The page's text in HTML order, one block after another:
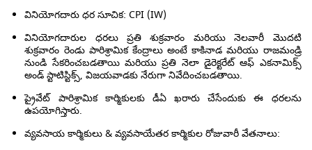
వినియోగదారు ధర సూచిక: CPI (IW)
వినియోగదారుల ధరలు ప్రతి శుక్రవారం మరియు నెలవారీ మొదటి
శుక్రవారం రెండు పారిశ్రామిక కేంద్రాలు అంటే కాకినాడ మరియు రాజమండ్రి
నుండి సేకరించబడతాయి మరియు ప్రతి నెలా డైరెక్టరేట్ ఆఫ్ ఎకనామిక్స్
అండ్ స్టాటిస్టిక్స్, విజయవాడకు నేరుగా నివేదించబడతాయి.
ప్రైవేట్ పారిశ్రామిక కార్మికులకు డీఏ ఖరారు చేసేందుకు ఈ ధరలను
ఉపయోగిస్తారు.
వ్యవసాయ కార్మికులు & వ్యవసాయేతర కార్మికుల రోజువారీ వేతనాలు: